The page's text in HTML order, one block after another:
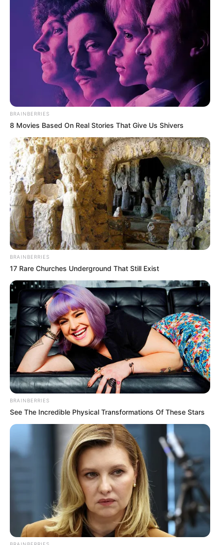
hanem a vendégek számára is emlékezetes élmény
maradt. A ceremónia és a fogadás minden pillanata
tele volt szeretettel és boldogsággal, amely örökre
megmarad mindenkinek, aki részt vett ezen a
különleges napon.
BRAINBERRIES
8 Movies Based On Real Stories That Give Us Shivers
BRAINBERRIES
17 Rare Churches Underground That Still Exist
BRAINBERRIES
See The Incredible Physical Transformations Of These Stars